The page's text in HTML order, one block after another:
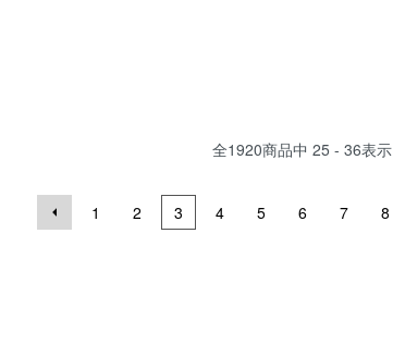
全1920商品中 25 - 36表示
1 2 3 4 5 6 7 8